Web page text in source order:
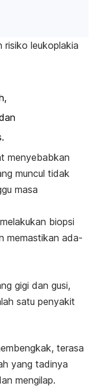
leukoplakia
menyebabkan
muncul tidak
masa
biopsi
memastikan ada-
gigi dan gusi,
satu penyakit
terasa
yang tadinya
mengilap.